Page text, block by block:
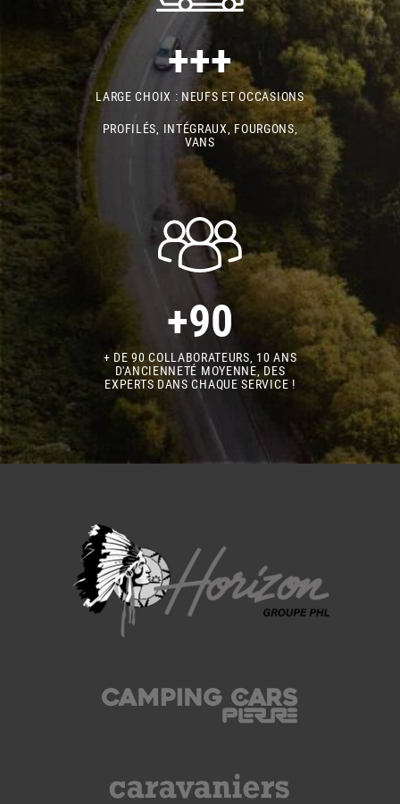
+++
LARGE CHOIX : NEUFS ET OCCASIONS
PROFILÉS, INTÉGRAUX, FOURGONS,
VANS
+90
+ DE 90 COLLABORATEURS, 10 ANS
D'ANCIENNETÉ MOYENNE, DES
EXPERTS DANS CHAQUE SERVICE !